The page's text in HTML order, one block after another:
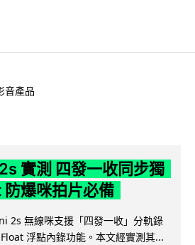
音產品
實測 四發一收同步獨
爆咪拍片必備
2s 無線咪支援「四發一收」分軌錄
浮點內錄功能。本文經實測其...